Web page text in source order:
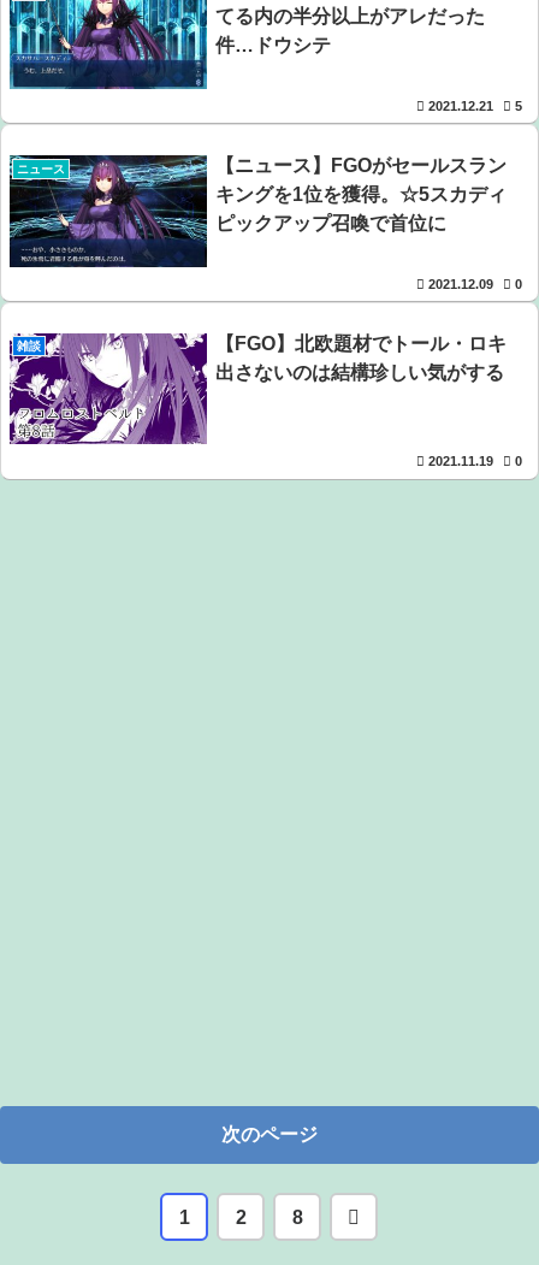
てる内の半分以上がアレだった
件…ドウシテ
2021.12.21 5
ニュース
【ニュース】FGOがセールスラン
キングを1位を獲得。☆5スカディ
ピックアップ召喚で首位に
2021.12.09 0
雑談
【FGO】北欧題材でトール・ロキ
出さないのは結構珍しい気がする
2021.11.19 0
次のページ
1 2 8 次